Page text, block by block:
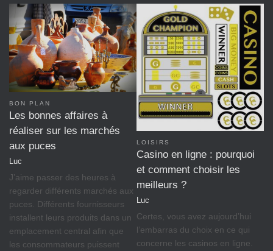
BON PLAN
Les bonnes affaires à
réaliser sur les marchés
aux puces
Luc
J’aime passer des heures à
regarder différents marchés aux
puces. Différents fournisseurs
installent leurs produits dans un
emplacement central afin que
les consommateurs puissent
LOISIRS
Casino en ligne : pourquoi
et comment choisir les
meilleurs ?
Luc
Certes, vous avez aujourd’hui
l’embarras du choix en ce qui
concerne les casinos en ligne.